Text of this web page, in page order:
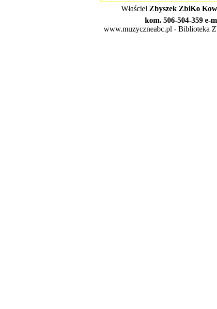
Właściel Zbyszek ZbiKo
kom. 506-504-359 e-
www.muzyczneabc.pl - Biblioteka